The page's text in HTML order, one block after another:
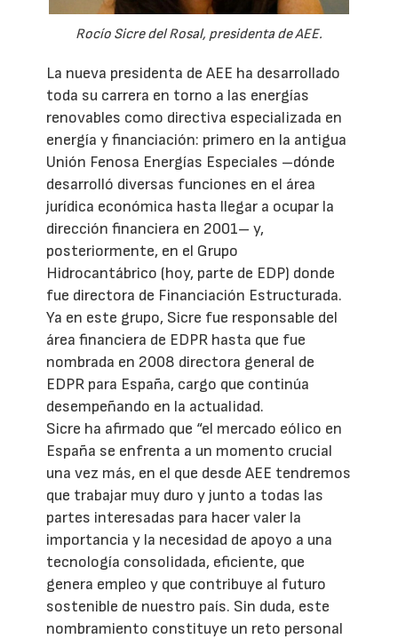
Rocío Sicre del Rosal, presidenta de AEE.
La nueva presidenta de AEE ha desarrollado
toda su carrera en torno a las energías
renovables como directiva especializada en
energía y financiación: primero en la antigua
Unión Fenosa Energías Especiales –dónde
desarrolló diversas funciones en el área
jurídica económica hasta llegar a ocupar la
dirección financiera en 2001– y,
posteriormente, en el Grupo
Hidrocantábrico (hoy, parte de EDP) donde
fue directora de Financiación Estructurada.
Ya en este grupo, Sicre fue responsable del
área financiera de EDPR hasta que fue
nombrada en 2008 directora general de
EDPR para España, cargo que continúa
desempeñando en la actualidad.
Sicre ha afirmado que “el mercado eólico en
España se enfrenta a un momento crucial
una vez más, en el que desde AEE tendremos
que trabajar muy duro y junto a todas las
partes interesadas para hacer valer la
importancia y la necesidad de apoyo a una
tecnología consolidada, eficiente, que
genera empleo y que contribuye al futuro
sostenible de nuestro país. Sin duda, este
nombramiento constituye un reto personal